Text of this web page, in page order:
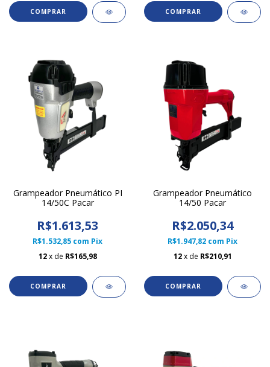
Grampeador Pneumático PI
14/50C Pacar
R$1.613,53
R$1.532,85 com Pix
12 x de R$165,98
Grampeador Pneumático
14/50 Pacar
R$2.050,34
R$1.947,82 com Pix
12 x de R$210,91